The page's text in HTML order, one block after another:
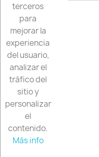
NUESTRA EMPRESA
NUESTRA TIENDA
SU CUENTA
INFORMACIÓN DE LA
terceros
para
mejorar la
experiencia
del usuario,
analizar el
tráfico del
sitio y
personalizar
el
contenido.
Más info